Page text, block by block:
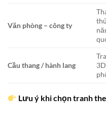
Văn phòng – công ty
Cầu thang / hành lang
Lưu ý khi chọn tranh